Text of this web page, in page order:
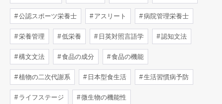
公認スポーツ栄養士 アスリート 病院管理栄養士
栄養管理 低栄養 日英対照言語学 認知文法
構文文法 食品の成分 食品の機能
植物の二次代謝系 日本型食生活 生活習慣病予防
ライフステージ 微生物の機能性